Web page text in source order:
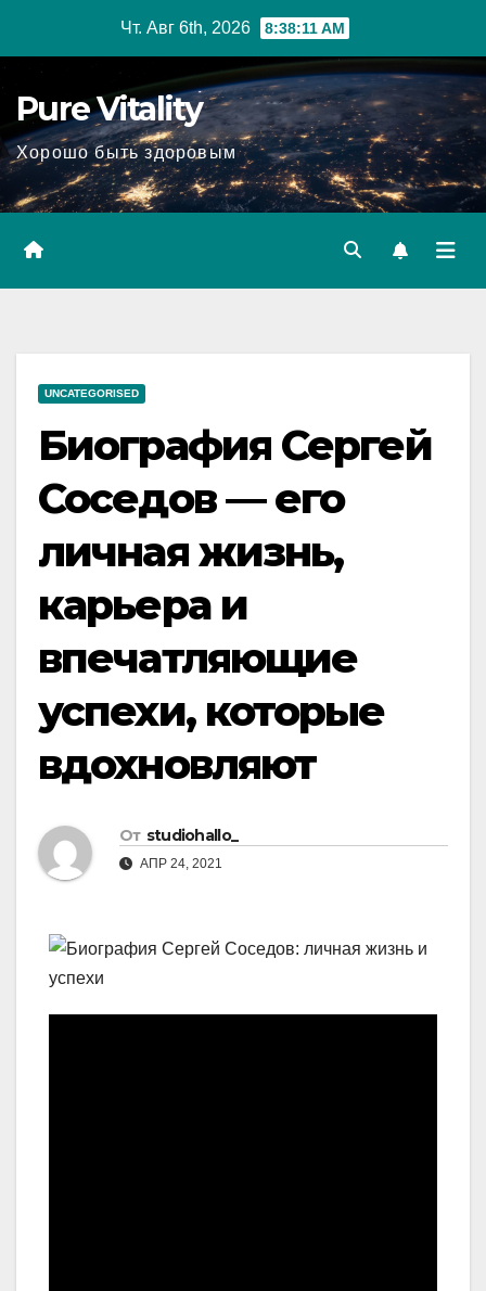
Чт. Авг 6th, 2026 8:38:12 AM
Pure Vitality
Хорошо быть здоровым
UNCATEGORISED
Биография Сергей
Соседов — его
личная жизнь,
карьера и
впечатляющие
успехи, которые
вдохновляют
От studiohallo_
АПР 24, 2021